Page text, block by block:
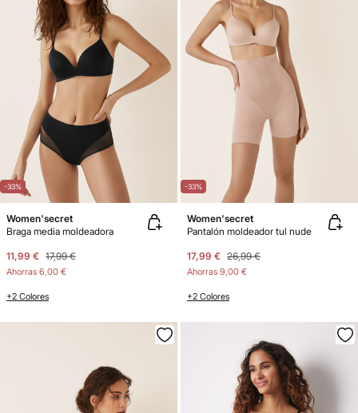
-33%
Women'secret
Braga media moldeadora
11,99 € 17,99 €
Ahorras 6,00 €
+2 Colores
-33%
Women'secret
Pantalón moldeador tul nude
17,99 € 26,99 €
Ahorras 9,00 €
+2 Colores